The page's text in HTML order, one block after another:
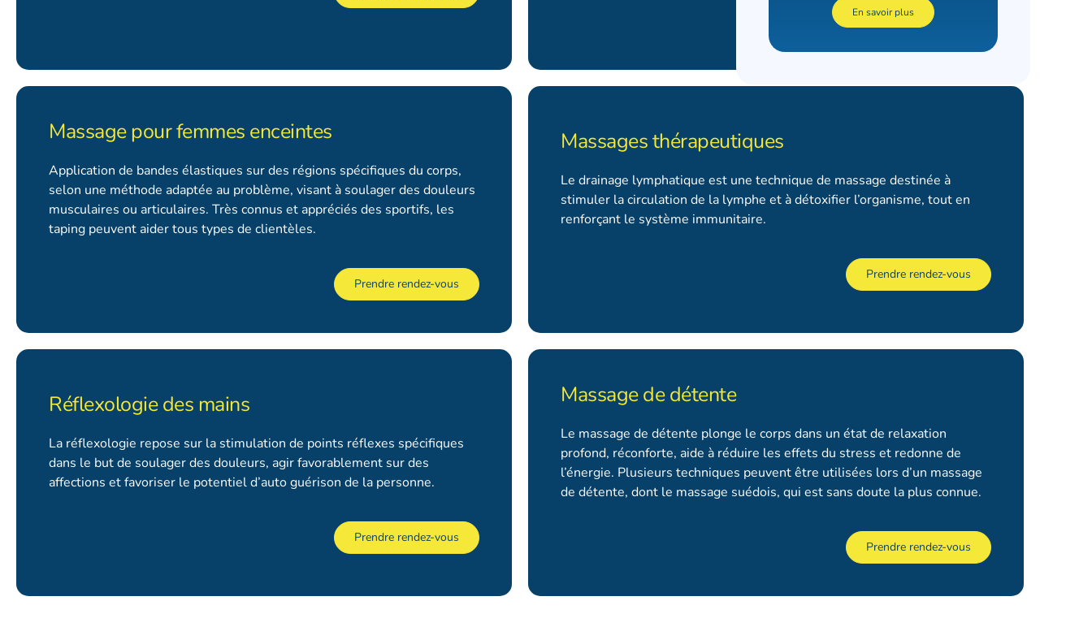
Prendre rendez-vous
Massage pour femmes enceintes
Application de bandes élastiques sur des régions spécifiques du corps,
selon une méthode adaptée au problème, visant à soulager des douleurs
musculaires ou articulaires. Très connus et appréciés des sportifs, les
taping peuvent aider tous types de clientèles.
Prendre rendez-vous
Massages thérapeutiques
Le drainage lymphatique est une technique de massage destinée à
stimuler la circulation de la lymphe et à détoxifier l’organisme, tout en
renforçant le système immunitaire.
Prendre rendez-vous
Réflexologie des mains
La réflexologie repose sur la stimulation de points réflexes spécifiques
dans le but de soulager des douleurs, agir favorablement sur des
affections et favoriser le potentiel d’auto guérison de la personne.
Prendre rendez-vous
Massage de détente
Le massage de détente plonge le corps dans un état de relaxation
profond, réconforte, aide à réduire les effets du stress et redonne de
l’énergie. Plusieurs techniques peuvent être utilisées lors d’un massage
de détente, dont le massage suédois, qui est sans doute la plus connue.
Prendre rendez-vous
En savoir plus